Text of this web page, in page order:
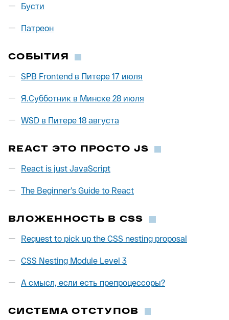
Бусти
Патреон
СОБЫТИЯ
SPB Frontend в Питере 17 июля
Я.Субботник в Минске 28 июля
WSD в Питере 18 августа
REACT ЭТО ПРОСТО JS
React is just JavaScript
The Beginner’s Guide to React
ВЛОЖЕННОСТЬ В CSS
Request to pick up the CSS nesting proposal
CSS Nesting Module Level 3
А смысл, если есть препроцессоры?
СИСТЕМА ОТСТУПОВ